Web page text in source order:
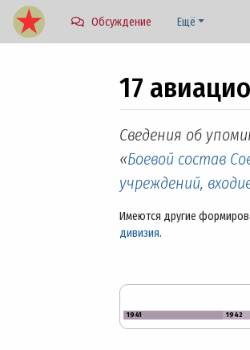
Обсуждение Ещё
17
Перейти к:навигация,поиск
Сведения об
«Боевой состав
учреждений,
Имеются другие
дивизия.
1941 1942